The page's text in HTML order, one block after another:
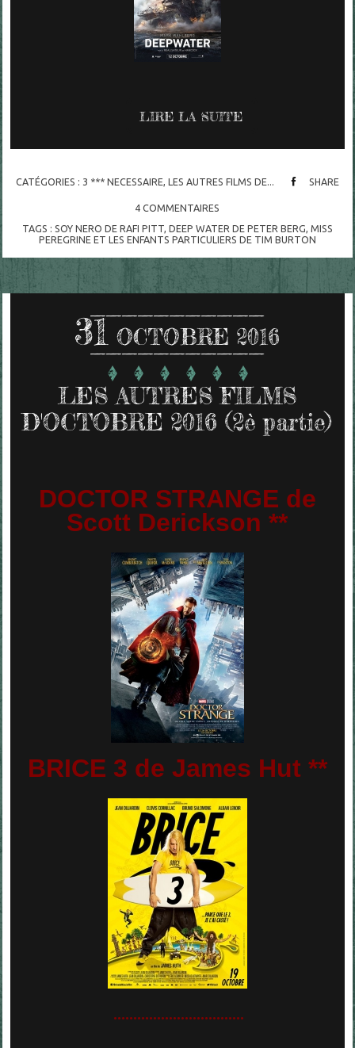
LIRE LA SUITE
CATÉGORIES : 3 *** NECESSAIRE, LES AUTRES FILMS DE... SHARE
4 COMMENTAIRES
TAGS : SOY NERO DE RAFI PITT, DEEP WATER DE PETER BERG, MISS
PEREGRINE ET LES ENFANTS PARTICULIERS DE TIM BURTON
31 OCTOBRE 2016
LES AUTRES FILMS
D'OCTOBRE 2016 (2è partie)
DOCTOR STRANGE de
Scott Derickson **
BRICE 3 de James Hut **
.................................